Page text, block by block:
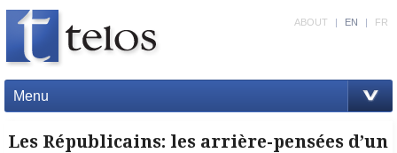
Menu
ABOUT | EN | FR
Les Républicains: les arrière-pensées d’un